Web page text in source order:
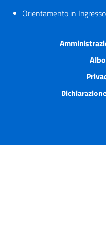
Orientamento in Ingresso